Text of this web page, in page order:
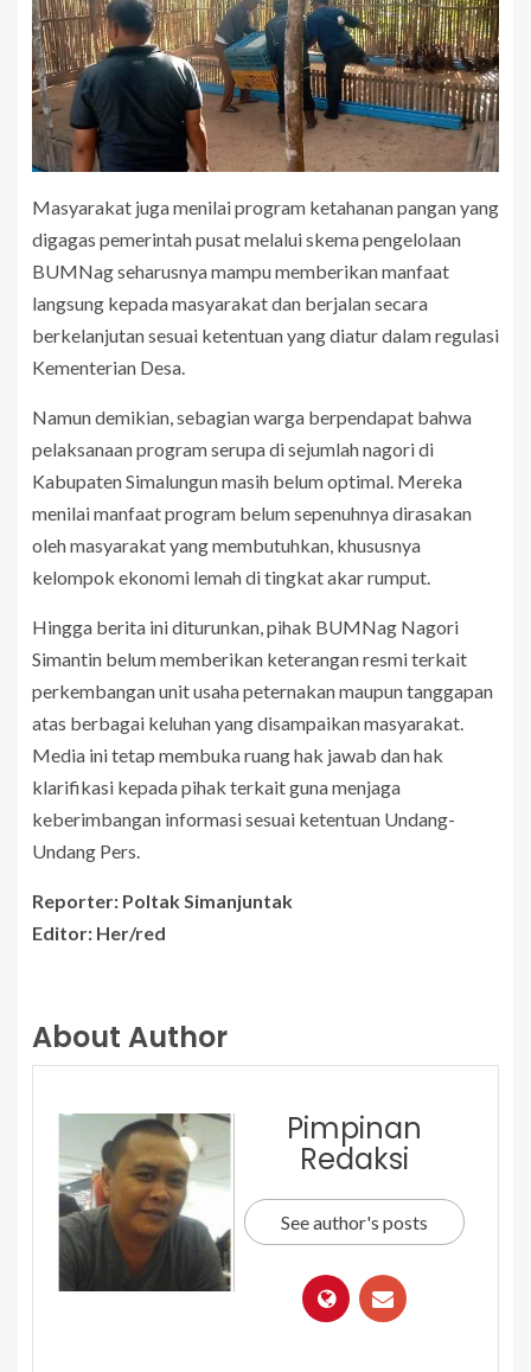
Masyarakat juga menilai program ketahanan pangan yang
digagas pemerintah pusat melalui skema pengelolaan
BUMNag seharusnya mampu memberikan manfaat
langsung kepada masyarakat dan berjalan secara
berkelanjutan sesuai ketentuan yang diatur dalam regulasi
Kementerian Desa.
Namun demikian, sebagian warga berpendapat bahwa
pelaksanaan program serupa di sejumlah nagori di
Kabupaten Simalungun masih belum optimal. Mereka
menilai manfaat program belum sepenuhnya dirasakan
oleh masyarakat yang membutuhkan, khususnya
kelompok ekonomi lemah di tingkat akar rumput.
Hingga berita ini diturunkan, pihak BUMNag Nagori
Simantin belum memberikan keterangan resmi terkait
perkembangan unit usaha peternakan maupun tanggapan
atas berbagai keluhan yang disampaikan masyarakat.
Media ini tetap membuka ruang hak jawab dan hak
klarifikasi kepada pihak terkait guna menjaga
keberimbangan informasi sesuai ketentuan Undang-
Undang Pers.
Reporter: Poltak Simanjuntak
Editor: Her/red
About Author
Pimpinan
Redaksi
See author's posts